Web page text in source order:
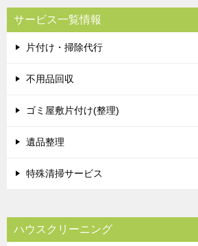
ビ
ゲ
ー
シ
サービス一覧情報
片付け・掃除代行
不用品回収
ゴミ屋敷片付け(整理)
遺品整理
特殊清掃サービス
ハウスクリーニング